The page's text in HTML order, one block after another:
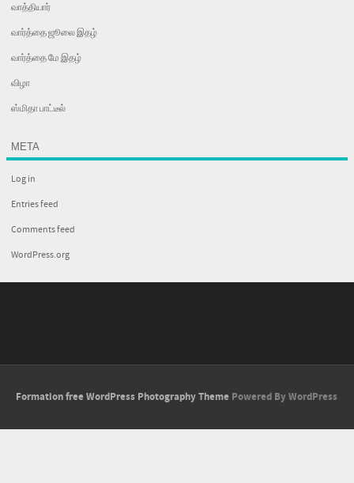
வாத்தியார்
வார்த்தை ஜூலை இதழ்
வார்த்தை மே இதழ்
விழா
ஸ்மிதா பாட்டீல்
META
Log in
Entries feed
Comments feed
WordPress.org
Formation free WordPress Photography Theme Powered By WordPress